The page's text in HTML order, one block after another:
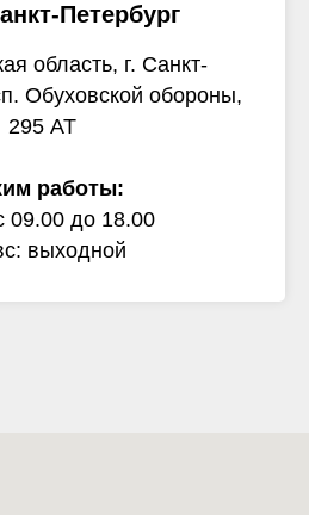
Петербург
область, г. Санкт-
Обуховской обороны,
295 АТ
работы:
09.00 до 18.00
выходной